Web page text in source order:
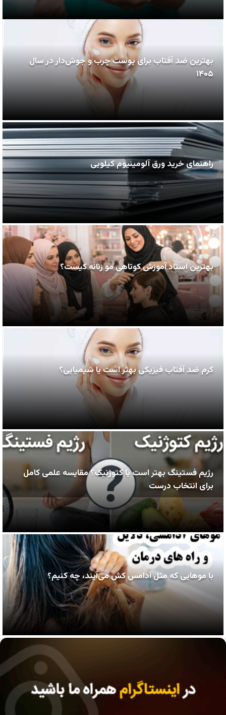
بهترین ضد آفتاب برای پوست چرب و جوش‌دار در سال
۱۴۰۵
راهنمای خرید ورق آلومینیوم کیلویی
بهترین استاد آموزش کوتاهی مو زنانه کیست؟
کرم ضد آفتاب فیزیکی بهتر است یا شیمیایی؟
رژیم فستینگ بهتر است یا کتوژنیک؟ مقایسه علمی کامل
برای انتخاب درست
با موهایی که مثل آدامس کش می‌آیند، چه کنیم؟